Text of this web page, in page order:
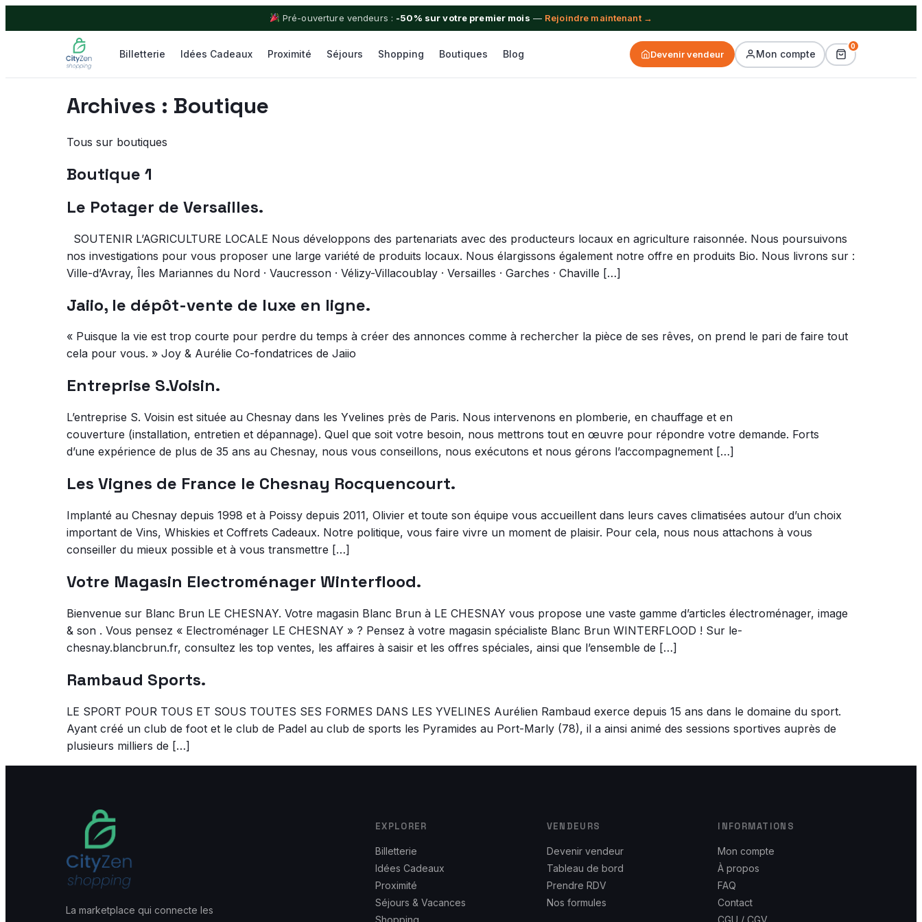
Pré-ouverture vendeurs : -50% sur votre premier mois — Rejoindre maintenant →
Billetterie Idées Cadeaux Proximité Séjours Shopping Boutiques Blog Devenir vendeur Mon compte
0
Archives : Boutique
Tous sur boutiques
Boutique 1
Le Potager de Versailles.
SOUTENIR L’AGRICULTURE LOCALE Nous développons des partenariats avec des producteurs locaux en agriculture raisonnée. Nous poursuivons
nos investigations pour vous proposer une large variété de produits locaux. Nous élargissons également notre offre en produits Bio. Nous livrons sur :
Ville-d’Avray, Îles Mariannes du Nord · Vaucresson · Vélizy-Villacoublay · Versailles · Garches · Chaville […]
Jaiio, le dépôt-vente de luxe en ligne.
« Puisque la vie est trop courte pour perdre du temps à créer des annonces comme à rechercher la pièce de ses rêves, on prend le pari de faire tout
cela pour vous. » Joy & Aurélie Co-fondatrices de Jaiio
Entreprise S.Voisin.
L’entreprise S. Voisin est située au Chesnay dans les Yvelines près de Paris. Nous intervenons en plomberie, en chauffage et en
couverture (installation, entretien et dépannage). Quel que soit votre besoin, nous mettrons tout en œuvre pour répondre votre demande. Forts
d’une expérience de plus de 35 ans au Chesnay, nous vous conseillons, nous exécutons et nous gérons l’accompagnement […]
Les Vignes de France le Chesnay Rocquencourt.
Implanté au Chesnay depuis 1998 et à Poissy depuis 2011, Olivier et toute son équipe vous accueillent dans leurs caves climatisées autour d’un choix
important de Vins, Whiskies et Coffrets Cadeaux. Notre politique, vous faire vivre un moment de plaisir. Pour cela, nous nous attachons à vous
conseiller du mieux possible et à vous transmettre […]
Votre Magasin Electroménager Winterflood.
Bienvenue sur Blanc Brun LE CHESNAY. Votre magasin Blanc Brun à LE CHESNAY vous propose une vaste gamme d’articles électroménager, image
& son . Vous pensez « Electroménager LE CHESNAY » ? Pensez à votre magasin spécialiste Blanc Brun WINTERFLOOD ! Sur le-
chesnay.blancbrun.fr, consultez les top ventes, les affaires à saisir et les offres spéciales, ainsi que l’ensemble de […]
Rambaud Sports.
LE SPORT POUR TOUS ET SOUS TOUTES SES FORMES DANS LES YVELINES Aurélien Rambaud exerce depuis 15 ans dans le domaine du sport.
Ayant créé un club de foot et le club de Padel au club de sports les Pyramides au Port-Marly (78), il a ainsi animé des sessions sportives auprès de
plusieurs milliers de […]
La marketplace qui connecte les
EXPLORER
Billetterie
Idées Cadeaux
Proximité
Séjours & Vacances
Shopping
VENDEURS
Devenir vendeur
Tableau de bord
Prendre RDV
Nos formules
INFORMATIONS
Mon compte
À propos
FAQ
Contact
CGU / CGV